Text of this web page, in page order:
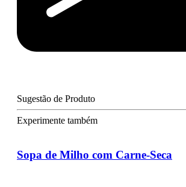
Sugestão de Produto
Experimente também
Sopa de Milho com Carne-Seca